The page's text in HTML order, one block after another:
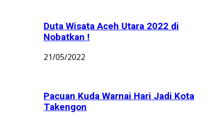
Duta Wisata Aceh Utara 2022 di
Nobatkan !
21/05/2022
Pacuan Kuda Warnai Hari Jadi Kota
Takengon